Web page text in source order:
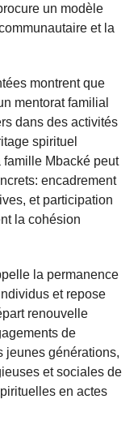
un modèle
et la
montrent que
mentorat familial
dans des activités
spirituel
Mbacké peut
encadrement
et participation
la cohésion
la permanence
et repose
renouvelle
de
jeunes générations,
et sociales de
en actes